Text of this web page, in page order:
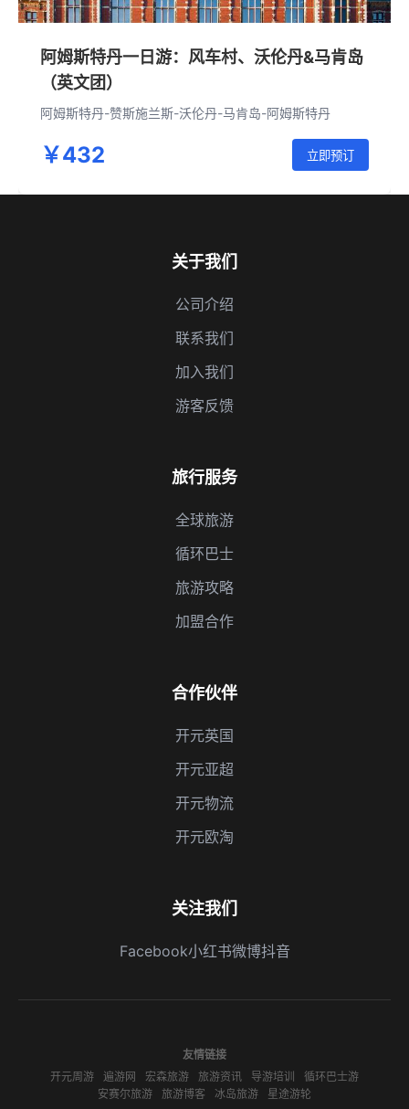
阿姆斯特丹一日游：风车村、沃伦丹&马肯岛
（英文团）
阿姆斯特丹-赞斯施兰斯-沃伦丹-马肯岛-阿姆斯特丹
￥432 立即预订
关于我们
公司介绍
联系我们
加入我们
游客反馈
旅行服务
全球旅游
循环巴士
旅游攻略
加盟合作
合作伙伴
开元英国
开元亚超
开元物流
开元欧淘
关注我们
Facebook小红书微博抖音
友情链接
开元周游
遍游网 宏森旅游 旅游资讯 导游培训
循环巴士游
安赛尔旅游
旅游博客 冰岛旅游 星途游轮